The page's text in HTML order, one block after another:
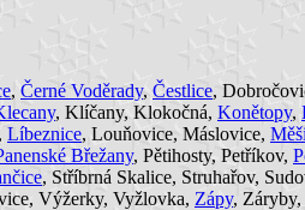
, Černé Voděrady, Čestlice,
, Klíčany, Klokočná, Konětopy,
Líbeznice, Louňovice, Máslovice,
Břežany, Pětihosty, Petříkov,
, Stříbrná Skalice, Struhařov,
Výžerky, Vyžlovka, Zápy, Záryby,